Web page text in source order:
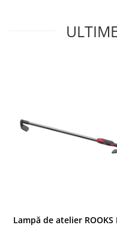
Scule pentru tinichigerie
Scule Pneumatice
Filtre Pneumatice